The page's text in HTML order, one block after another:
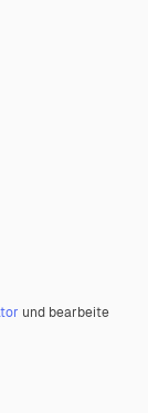
und bearbeite